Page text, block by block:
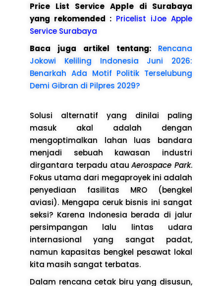
Price List Service Apple di Surabaya
yang rekomended : Pricelist iJoe Apple
Service Surabaya
Baca juga artikel tentang: Rencana
Jokowi Keliling Indonesia Juni 2026:
Benarkah Ada Motif Politik Terselubung
Demi Gibran di Pilpres 2029?
Solusi alternatif yang dinilai paling
masuk akal adalah dengan
mengoptimalkan lahan luas bandara
menjadi sebuah kawasan industri
dirgantara terpadu atauAerospace Park.
Fokus utama dari megaproyek ini adalah
penyediaan fasilitas MRO (bengkel
aviasi). Mengapa ceruk bisnis ini sangat
seksi? Karena Indonesia berada di jalur
persimpangan lalu lintas udara
internasional yang sangat padat,
namun kapasitas bengkel pesawat lokal
kita masih sangat terbatas.
Dalam rencana cetak biru yang disusun,